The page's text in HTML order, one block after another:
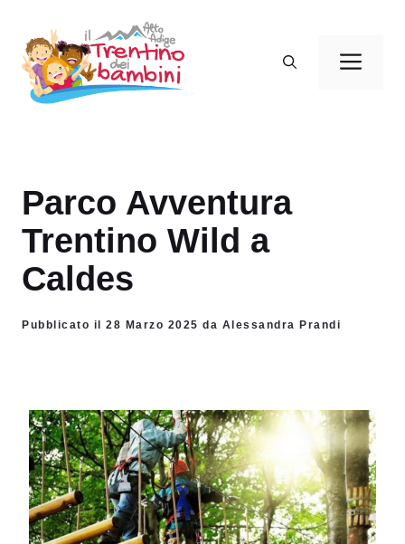
contenuto
Parco Avventura
Trentino Wild a
Caldes
Pubblicato il 28 Marzo 2025 da Alessandra Prandi